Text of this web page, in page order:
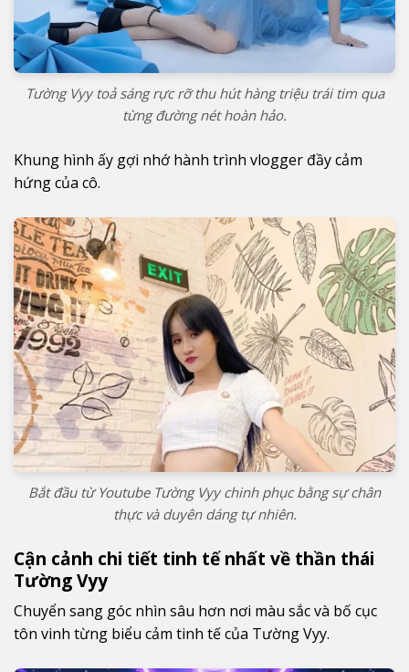
Tường Vyy toả sáng rực rỡ thu hút hàng triệu trái tim qua
từng đường nét hoàn hảo.
Khung hình ấy gợi nhớ hành trình vlogger đầy cảm
hứng của cô.
Bắt đầu từ Youtube Tường Vyy chinh phục bằng sự chân
thực và duyên dáng tự nhiên.
Cận cảnh chi tiết tinh tế nhất về thần thái
Tường Vyy
Chuyển sang góc nhìn sâu hơn nơi màu sắc và bố cục
tôn vinh từng biểu cảm tinh tế của Tường Vyy.